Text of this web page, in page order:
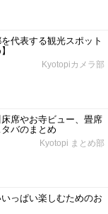
代表する観光スポット
Kyotopiカメラ部
席やお寺ビュー、畳席
バのまとめ
Kyotopi まとめ部
っぱい楽しむためのお